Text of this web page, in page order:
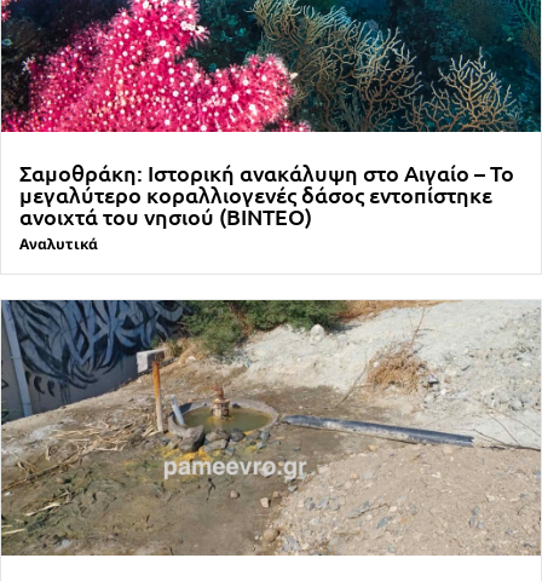
Σαμοθράκη: Ιστορική ανακάλυψη στο Αιγαίο – Το
μεγαλύτερο κοραλλιογενές δάσος εντοπίστηκε
ανοιχτά του νησιού (ΒΙΝΤΕΟ)
Αναλυτικά